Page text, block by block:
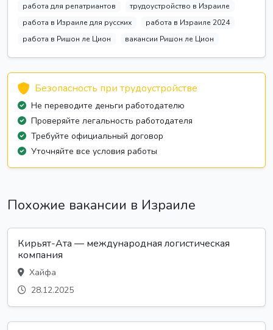
работа для репатриантов
трудоустройство в Израиле
работа в Израиле для русских
работа в Израиле 2024
работа в Ришон ле Цион
вакансии Ришон ле Цион
Безопасность при трудоустройстве
Не переводите деньги работодателю
Проверяйте легальность работодателя
Требуйте официальный договор
Уточняйте все условия работы
Похожие вакансии в Израиле
Кирьят-Ата — международная логистическая
компания
Хайфа
28.12.2025